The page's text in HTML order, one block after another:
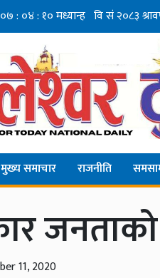
मुख्य समाचार राजनीति
11, 2020